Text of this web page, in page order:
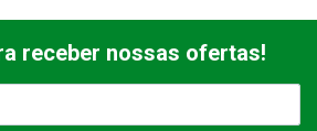
receber nossas ofertas!